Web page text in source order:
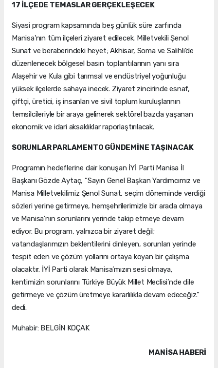
17 İLÇEDE TEMASLAR GERÇEKLEŞECEK
Siyasi program kapsamında beş günlük süre zarfında
Manisa'nın tüm ilçeleri ziyaret edilecek. Milletvekili Şenol
Sunat ve beraberindeki heyet; Akhisar, Soma ve Salihli’de
düzenlenecek bölgesel basın toplantılarının yanı sıra
Alaşehir ve Kula gibi tarımsal ve endüstriyel yoğunluğu
yüksek ilçelerde sahaya inecek. Ziyaret zincirinde esnaf,
çiftçi, üretici, iş insanları ve sivil toplum kuruluşlarının
temsilcileriyle bir araya gelinerek sektörel bazda yaşanan
ekonomik ve idari aksaklıklar raporlaştırılacak.
SORUNLAR PARLAMENTO GÜNDEMİNE TAŞINACAK
Programın hedeflerine dair konuşan İYİ Parti Manisa İl
Başkanı Gözde Aytaç, “Sayın Genel Başkan Yardımcımız ve
Manisa Milletvekilimiz Şenol Sunat, seçim döneminde verdiği
sözleri yerine getirmeye, hemşehrilerimizle bir arada olmaya
ve Manisa’nın sorunlarını yerinde takip etmeye devam
ediyor. Bu program, yalnızca bir ziyaret değil;
vatandaşlarımızın beklentilerini dinleyen, sorunları yerinde
tespit eden ve çözüm yollarını ortaya koyan bir çalışma
olacaktır. İYİ Parti olarak Manisa’mızın sesi olmaya,
kentimizin sorunlarını Türkiye Büyük Millet Meclisi’nde dile
getirmeye ve çözüm üretmeye kararlılıkla devam edeceğiz.”
dedi.
Muhabir: BELGİN KOÇAK
MANISA HABERİ